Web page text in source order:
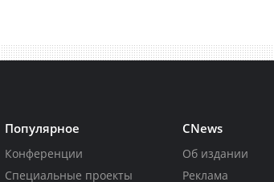
Популярное
Конференции
Специальные проекты
CNews
Об издании
Реклама